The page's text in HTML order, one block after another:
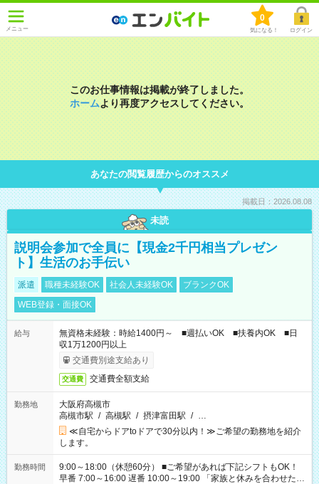
メニュー
0
気になる！ ログイン
このお仕事情報は掲載が終了しました。
ホームより再度アクセスしてください。
あなたの閲覧履歴からのオススメ
掲載日：2026.08.08
未読
説明会参加で全員に【現金2千円相当プレゼン
ト】生活のお手伝い
派遣 職種未経験OK 社会人未経験OK
ブランクOK
WEB登録・面接OK
給与
無資格未経験：時給1400円～ ■週払いOK ■扶養内OK ■日
収1万1200円以上
交通費別途支給あり
交通費 交通費全額支給
勤務地
大阪府高槻市
高槻市駅 / 高槻駅 / 摂津富田駅 / …
≪自宅からドアtoドアで30分以内！≫ご希望の勤務地を紹介
します。
勤務時間
9:00～18:00（休憩60分） ■ご希望があれば下記シフトもOK！
早番 7:00～16:00 遅番 10:00～19:00 「家族と休みを合わせた